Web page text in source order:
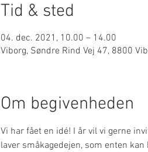
Tid & sted
04. dec. 2021, 10.00 – 14.00
Viborg, Søndre Rind Vej 47, 8800
Om begivenheden
Vi har fået en idé! I år vil vi gerne
laver småkagedejen, som enten